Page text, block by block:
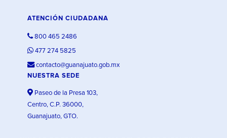
ATENCIÓN CIUDADANA
800 465 2486
477 274 5825
contacto@guanajuato.gob.mx
NUESTRA SEDE
Paseo de la Presa 103,
Centro, C.P. 36000,
Guanajuato, GTO.